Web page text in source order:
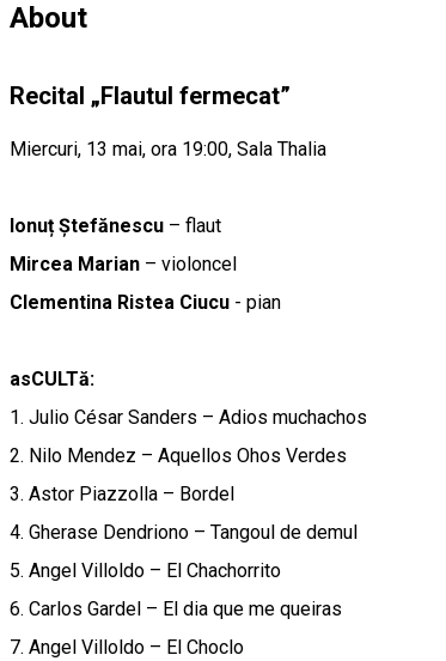
About
Recital „Flautul fermecat”
Miercuri, 13 mai, ora 19:00, Sala Thalia
Ionuț Ștefănescu – flaut
Mircea Marian – violoncel
Clementina Ristea Ciucu - pian
asCULTă:
1. Julio César Sanders – Adios muchachos
2. Nilo Mendez – Aquellos Ohos Verdes
3. Astor Piazzolla – Bordel
4. Gherase Dendriono – Tangoul de demul
5. Angel Villoldo – El Chachorrito
6. Carlos Gardel – El dia que me queiras
7. Angel Villoldo – El Choclo